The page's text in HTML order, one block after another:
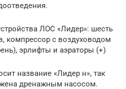
ЛОС «Лидер»: шесть
компрессор с воздуховодом
эрлифты и аэраторы (+)
название «Лидер н», так
дренажным насосом.